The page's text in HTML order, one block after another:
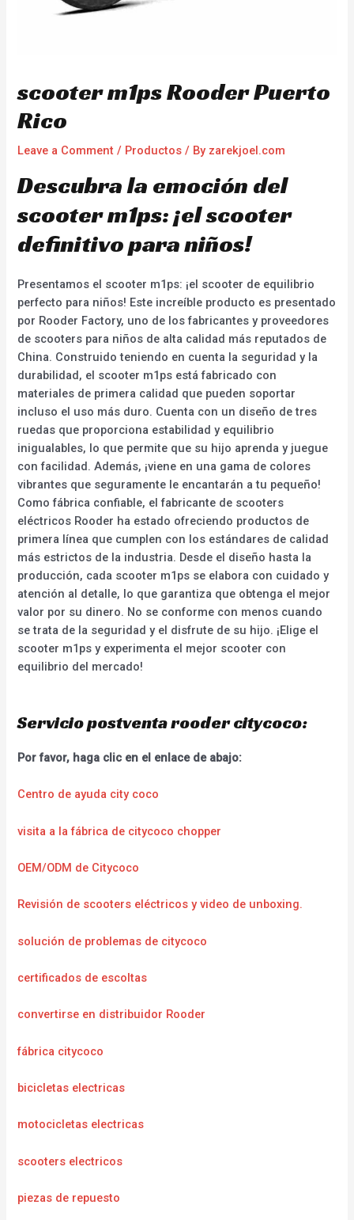
scooter m1ps Rooder Puerto
Rico
Leave a Comment / Productos / By zarekjoel.com
Descubra la emoción del
scooter m1ps: ¡el scooter
definitivo para niños!
Presentamos el scooter m1ps: ¡el scooter de equilibrio
perfecto para niños! Este increíble producto es presentado
por Rooder Factory, uno de los fabricantes y proveedores
de scooters para niños de alta calidad más reputados de
China. Construido teniendo en cuenta la seguridad y la
durabilidad, el scooter m1ps está fabricado con
materiales de primera calidad que pueden soportar
incluso el uso más duro. Cuenta con un diseño de tres
ruedas que proporciona estabilidad y equilibrio
inigualables, lo que permite que su hijo aprenda y juegue
con facilidad. Además, ¡viene en una gama de colores
vibrantes que seguramente le encantarán a tu pequeño!
Como fábrica confiable, el fabricante de scooters
eléctricos Rooder ha estado ofreciendo productos de
primera línea que cumplen con los estándares de calidad
más estrictos de la industria. Desde el diseño hasta la
producción, cada scooter m1ps se elabora con cuidado y
atención al detalle, lo que garantiza que obtenga el mejor
valor por su dinero. No se conforme con menos cuando
se trata de la seguridad y el disfrute de su hijo. ¡Elige el
scooter m1ps y experimenta el mejor scooter con
equilibrio del mercado!
Servicio postventa rooder citycoco:
Por favor, haga clic en el enlace de abajo:
Centro de ayuda city coco
visita a la fábrica de citycoco chopper
OEM/ODM de Citycoco
Revisión de scooters eléctricos y video de unboxing.
solución de problemas de citycoco
certificados de escoltas
convertirse en distribuidor Rooder
fábrica citycoco
bicicletas electricas
motocicletas electricas
scooters electricos
piezas de repuesto